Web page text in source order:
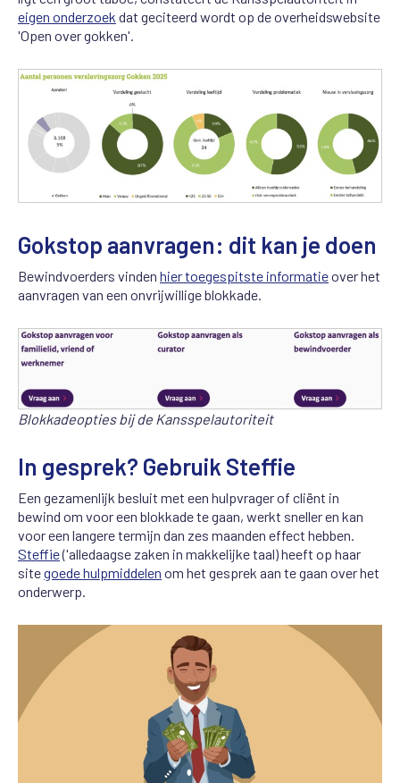
eigen onderzoek dat geciteerd wordt op de overheidswebsite
'Open over gokken'.
Gokstop aanvragen: dit kan je doen
Bewindvoerders vinden hier toegespitste informatieover het
aanvragen van een onvrijwillige blokkade.
Blokkadeopties bij de Kansspelautoriteit
In gesprek? Gebruik Steffie
Een gezamenlijk besluit met een hulpvrager of cliënt in
bewind om voor een blokkade te gaan, werkt sneller en kan
voor een langere termijn dan zes maanden effect hebben.
Steffie('alledaagse zaken in makkelijke taal) heeft op haar
sitegoede hulpmiddelen om het gesprek aan te gaan over het
onderwerp.